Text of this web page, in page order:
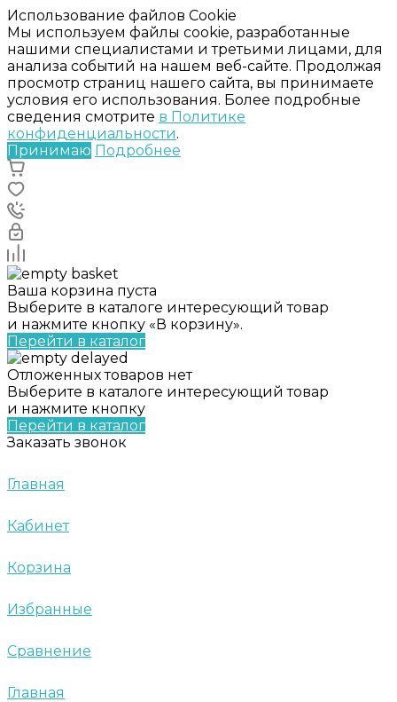
Использование файлов Cookie
Мы используем файлы cookie, разработанные
нашими специалистами и третьими лицами, для
анализа событий на нашем веб-сайте. Продолжая
просмотр страниц нашего сайта, вы принимаете
условия его использования. Более подробные
сведения смотрите в Политике
конфиденциальности.
Принимаю Подробнее
Ваша корзина пуста
Выберите в каталоге интересующий товар
и нажмите кнопку «В корзину».
Перейти в каталог
Отложенных товаров нет
Выберите в каталоге интересующий товар
и нажмите кнопку
Перейти в каталог
Заказать звонок
Главная
Кабинет
Корзина
Избранные
Сравнение
Главная